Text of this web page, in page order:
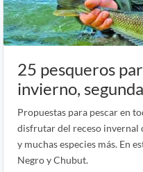
25 pesqueros
invierno,
Propuestas para pescar en
disfrutar del receso invernal
y muchas especies más. En
Negro y Chubut.